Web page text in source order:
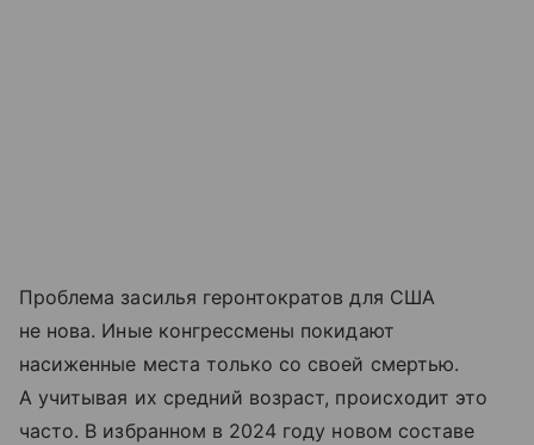
Проблема засилья геронтократов для США
не нова. Иные конгрессмены покидают
насиженные места только со своей смертью.
А учитывая их средний возраст, происходит это
часто. В избранном в 2024 году новом составе